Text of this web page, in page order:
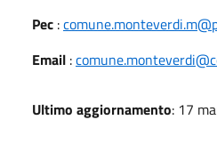
Pec :
Email :
Ultimo aggiornamento: 17